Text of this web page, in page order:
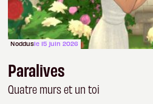
Noddusle 15 juin 2026
Paralives
Quatre murs et un toi